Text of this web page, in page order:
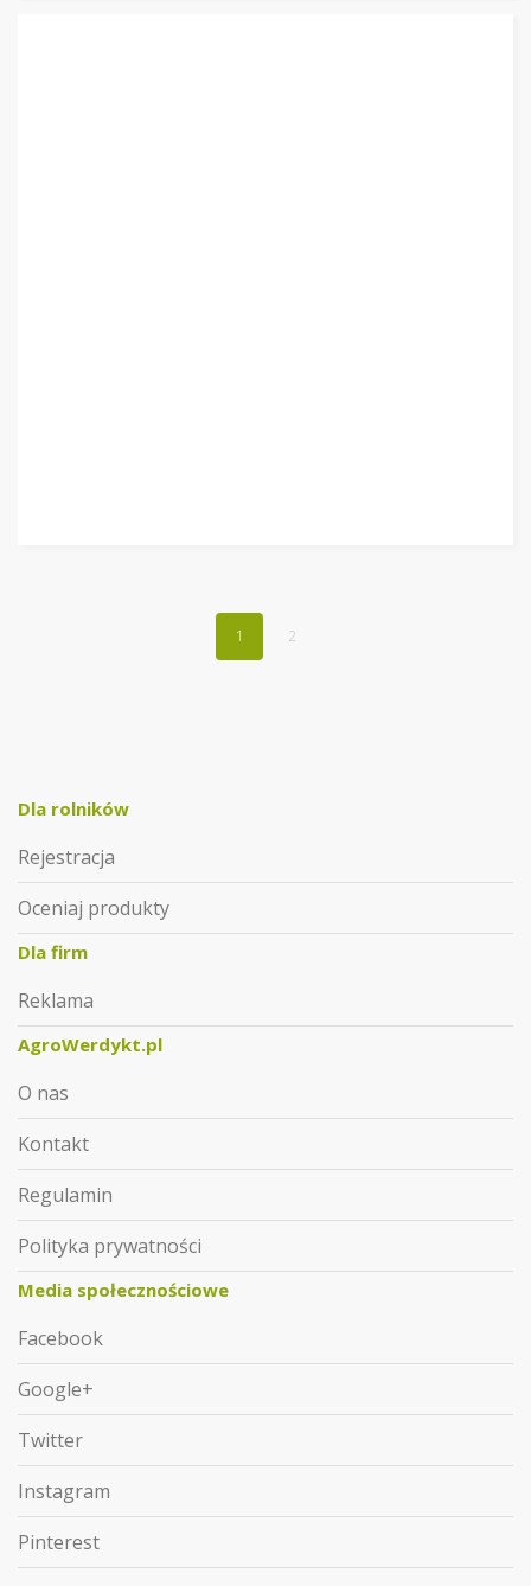
1 2
Dla rolników
Rejestracja
Oceniaj produkty
Dla firm
Reklama
AgroWerdykt.pl
O nas
Kontakt
Regulamin
Polityka prywatności
Media społecznościowe
Facebook
Google+
Twitter
Instagram
Pinterest